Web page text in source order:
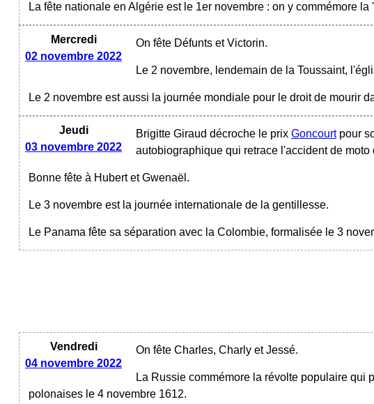
La fête nationale en Algérie est le 1er novembre : on y commémore
Mercredi
02 novembre 2022
On fête Défunts et Victorin.
Le 2 novembre, lendemain de la Toussaint,
Le 2 novembre est aussi la journée mondiale pour le droit de mourir
Jeudi
03 novembre 2022
Brigitte Giraud décroche le prix Goncourtpour
autobiographique qui retrace l'accident de
Bonne fête à Hubert et Gwenaël.
Le 3 novembre est la journée internationale de la gentillesse.
Le Panama fête sa séparation avec la Colombie, formalisée le 3
Vendredi
04 novembre 2022
On fête Charles, Charly et Jessé.
La Russie commémore la révolte populaire qui
polonaises le 4 novembre 1612.